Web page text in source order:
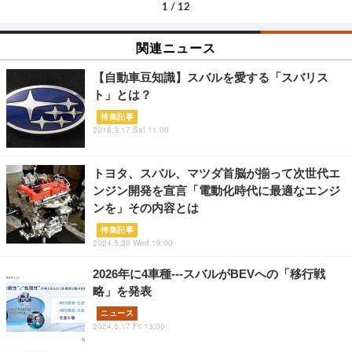
1 / 12
関連ニュース
【自動車豆知識】スバルを愛する「スバリス
ト」とは？
特集記事
2018.3.17 Sat 11:00
トヨタ、スバル、マツダ首脳が揃って次世代エ
ンジン開発を宣言「電動化時代に最適なエンジ
ンを」その内容とは
特集記事
2024.5.29 Wed 19:00
2026年に4車種---スバルがBEVへの「移行戦
略」を発表
ニュース
2024.5.17 Fri 13:00